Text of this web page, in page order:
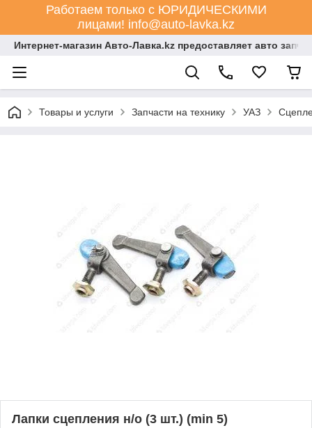
Работаем только с ЮРИДИЧЕСКИМИ
лицами! info@auto-lavka.kz
Интернет-магазин Авто-Лавка.kz предоставляет авто
Товары и услуги Запчасти на технику УАЗ
Лапки сцепления н/о (3 шт.) (min 5)